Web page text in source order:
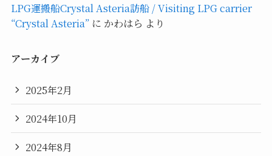
LPG運搬船Crystal Asteria訪船 / Visiting LPG carrier
“Crystal Asteria”に かわはら より
アーカイブ
2025年2月
2024年10月
2024年8月